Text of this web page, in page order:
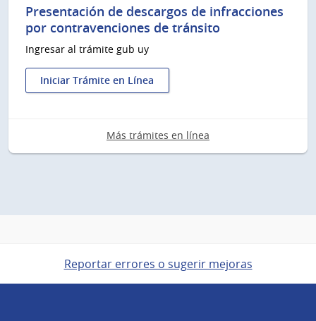
de
sanciones
y
cuotas
convenios
existentes
Presentación de descargos de infracciones
por contravenciones de tránsito
Ingresar al trámite gub uy
Iniciar Trámite en Línea
:
descargos
de
Más trámites en línea
Reportar errores o sugerir mejoras